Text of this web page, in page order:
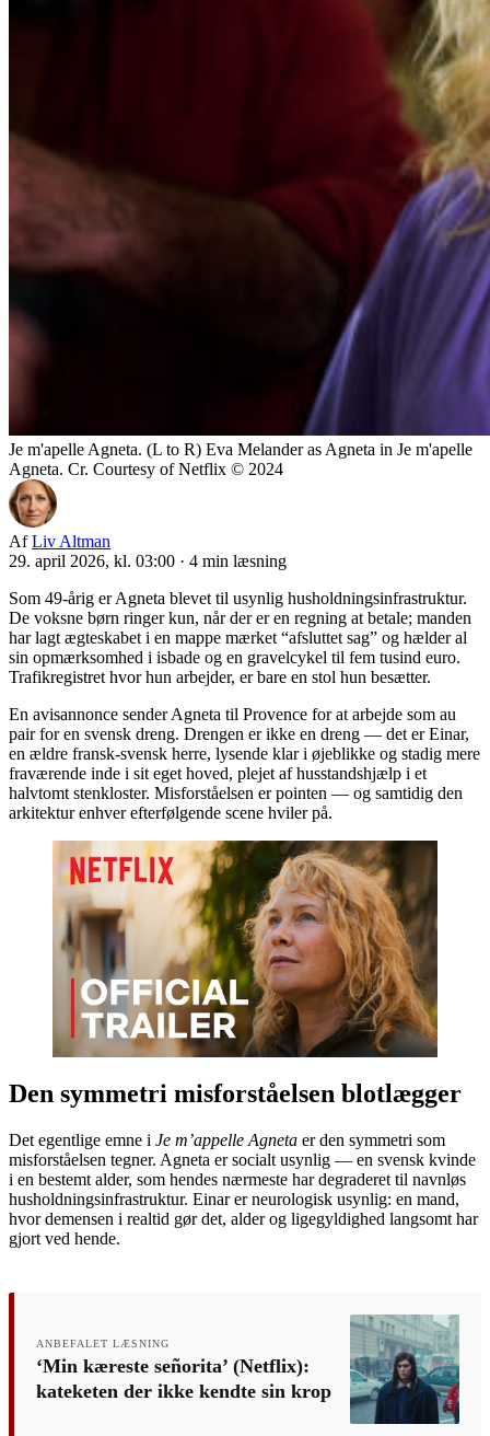
Je m'apelle Agneta. (L to R) Eva Melander as Agneta in Je m'apelle
Agneta. Cr. Courtesy of Netflix © 2024
Af Liv Altman
29. april 2026, kl. 03:00 · 4 min læsning
Som 49-årig er Agneta blevet til usynlig husholdningsinfrastruktur.
De voksne børn ringer kun, når der er en regning at betale; manden
har lagt ægteskabet i en mappe mærket “afsluttet sag” og hælder al
sin opmærksomhed i isbade og en gravelcykel til fem tusind euro.
Trafikregistret hvor hun arbejder, er bare en stol hun besætter.
En avisannonce sender Agneta til Provence for at arbejde som au
pair for en svensk dreng. Drengen er ikke en dreng — det er Einar,
en ældre fransk-svensk herre, lysende klar i øjeblikke og stadig mere
fraværende inde i sit eget hoved, plejet af husstandshjælp i et
halvtomt stenkloster. Misforståelsen er pointen — og samtidig den
arkitektur enhver efterfølgende scene hviler på.
Den symmetri misforståelsen blotlægger
Det egentlige emne i Je m’appelle Agneta er den symmetri som
misforståelsen tegner. Agneta er socialt usynlig — en svensk kvinde
i en bestemt alder, som hendes nærmeste har degraderet til navnløs
husholdningsinfrastruktur. Einar er neurologisk usynlig: en mand,
hvor demensen i realtid gør det, alder og ligegyldighed langsomt har
gjort ved hende.
ANBEFALET LÆSNING
‘Min kæreste señorita’ (Netflix):
kateketen der ikke kendte sin krop